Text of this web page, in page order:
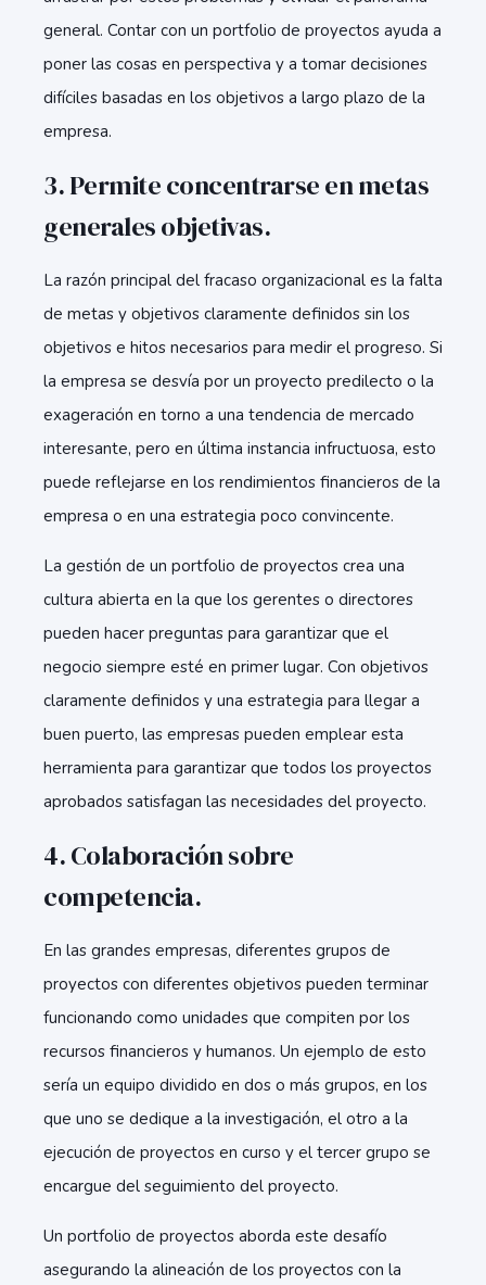
general. Contar con un portfolio de proyectos ayuda a
poner las cosas en perspectiva y a tomar decisiones
difíciles basadas en los objetivos a largo plazo de la
empresa.
3. Permite concentrarse en metas
generales objetivas.
La razón principal del fracaso organizacional es la falta
de metas y objetivos claramente definidos sin los
objetivos e hitos necesarios para medir el progreso. Si
la empresa se desvía por un proyecto predilecto o la
exageración en torno a una tendencia de mercado
interesante, pero en última instancia infructuosa, esto
puede reflejarse en los rendimientos financieros de la
empresa o en una estrategia poco convincente.
La gestión de un portfolio de proyectos crea una
cultura abierta en la que los gerentes o directores
pueden hacer preguntas para garantizar que el
negocio siempre esté en primer lugar. Con objetivos
claramente definidos y una estrategia para llegar a
buen puerto, las empresas pueden emplear esta
herramienta para garantizar que todos los proyectos
aprobados satisfagan las necesidades del proyecto.
4. Colaboración sobre
competencia.
En las grandes empresas, diferentes grupos de
proyectos con diferentes objetivos pueden terminar
funcionando como unidades que compiten por los
recursos financieros y humanos. Un ejemplo de esto
sería un equipo dividido en dos o más grupos, en los
que uno se dedique a la investigación, el otro a la
ejecución de proyectos en curso y el tercer grupo se
encargue del seguimiento del proyecto.
Un portfolio de proyectos aborda este desafío
asegurando la alineación de los proyectos con la